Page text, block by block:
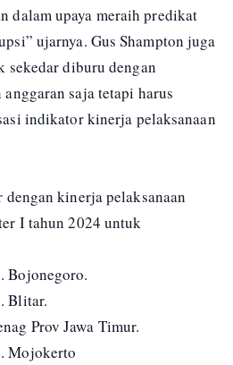
dalam upaya meraih predikat
ujarnya. Gus Shampton juga
sekedar diburu dengan
saja tetapi harus
indikator kinerja pelaksanaan
kinerja pelaksanaan
I tahun 2024 untuk
Bojonegoro.
Blitar.
Prov Jawa Timur.
Mojokerto